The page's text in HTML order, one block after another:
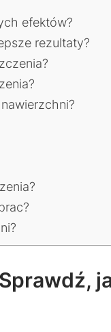
efektów?
rezultaty?